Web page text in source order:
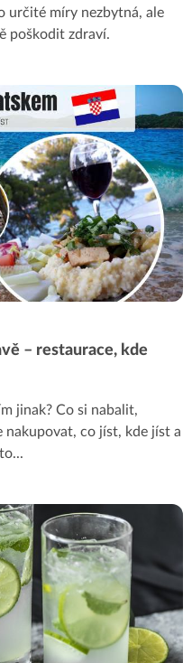
určité míry nezbytná, ale
poškodit zdraví.
– restaurace, kde
jinak? Co si nabalit,
co jíst, kde jíst a
...